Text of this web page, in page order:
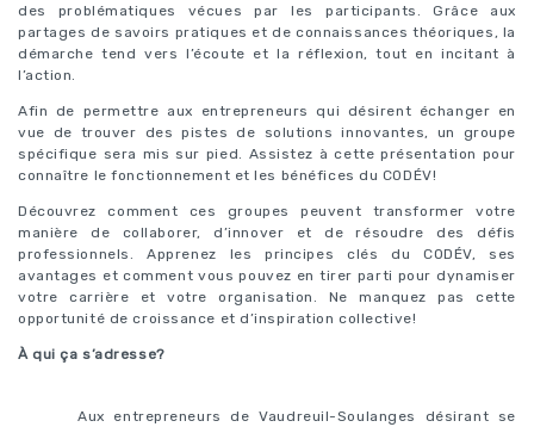
des problématiques vécues par les participants. Grâce aux
partages de savoirs pratiques et de connaissances théoriques, la
démarche tend vers l’écoute et la réflexion, tout en incitant à
l’action.
Afin de permettre aux entrepreneurs qui désirent échanger en
vue de trouver des pistes de solutions innovantes, un groupe
spécifique sera mis sur pied. Assistez à cette présentation pour
connaître le fonctionnement et les bénéfices du CODÉV!
Découvrez comment ces groupes peuvent transformer votre
manière de collaborer, d’innover et de résoudre des défis
professionnels. Apprenez les principes clés du CODÉV, ses
avantages et comment vous pouvez en tirer parti pour dynamiser
votre carrière et votre organisation. Ne manquez pas cette
opportunité de croissance et d’inspiration collective!
À qui ça s’adresse?
Aux entrepreneurs de Vaudreuil-Soulanges désirant se